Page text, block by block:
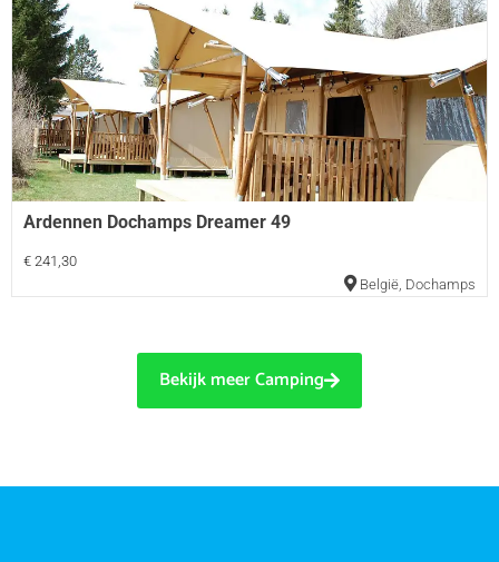
Ardennen Dochamps Dreamer 49
€ 241,30
België Dochamps
Bekijk meer Camping